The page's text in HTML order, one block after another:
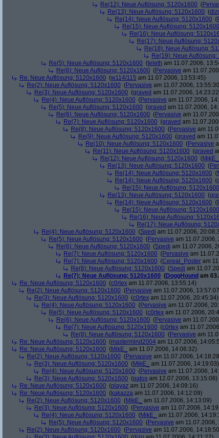
Re(12): Neue Auflösung: 5120x1600 (
Re(13): Neue Auflösung: 5120x1600 (
Re(14): Neue Auflösung: 5120x1600 (
Re(15): Neue Auflösung: 5120x1600
Re(16): Neue Auflösung:
Re(17): Neue Auflösung:
Re(18): Neue Auflösung:
Re(19): Neue
Re(5): Neue Auflösung: 5120x1600 (teleth am 11.07.2006,
Re(6): Neue Auflösung: 5120x1600 (Pervasive am
Re: Neue Auflösung: 5120x1600 (w114/115 am 11.07.2006, 13:53:45)
Re(2): Neue Auflösung: 5120x1600 (Pervasive am 11.07.2006,
Re(3): Neue Auflösung: 5120x1600 (graved am 11.07.2006,
Re(4): Neue Auflösung: 5120x1600 (Pervasive am 11.07.2006,
Re(5): Neue Auflösung: 5120x1600 (graved am 11.07.2006,
Re(6): Neue Auflösung: 5120x1600 (Pervasive am
Re(7): Neue Auflösung: 5120x1600 (graved am
Re(8): Neue Auflösung: 5120x1600 (Pervasive am
Re(9): Neue Auflösung: 5120x1600 (graved am
Re(10): Neue Auflösung: 5120x1600 (Pervasive
Re(11): Neue Auflösung: 5120x1600 (graved
Re(12): Neue Auflösung: 5120x1600 (MikE_
Re(13): Neue Auflösung: 5120x1600 (
Re(14): Neue Auflösung: 5120x1600 (
Re(14): Neue Auflösung: 5120x1600 (
Re(15): Neue Auflösung: 5120x1600
Re(13): Neue Auflösung: 5120x1600 (
Re(14): Neue Auflösung: 5120x1600 (
Re(15): Neue Auflösung: 5120x1600
Re(16): Neue Auflösung:
Re(17): Neue Auflösung:
Re(4): Neue Auflösung: 5120x1600 (Spedi am 11.07.2006,
Re(5): Neue Auflösung: 5120x1600 (Pervasive am 11.07.2006,
Re(6): Neue Auflösung: 5120x1600 (Spedi am 11.07.2006,
Re(7): Neue Auflösung: 5120x1600 (Pervasive am
Re(7): Neue Auflösung: 5120x1600 (Cereal_Poster am
Re(8): Neue Auflösung: 5120x1600 (Spedi am
Re(7): Neue Auflösung: 5120x1600 (DoggHound am
Re: Neue Auflösung: 5120x1600 (c0rtex am 11.07.2006, 13:55:14)
Re(2): Neue Auflösung: 5120x1600 (Pervasive am 11.07.2006,
Re(3): Neue Auflösung: 5120x1600 (c0rtex am 11.07.2006, 20:45:34)
Re(4): Neue Auflösung: 5120x1600 (Pervasive am 11.07.2006,
Re(5): Neue Auflösung: 5120x1600 (c0rtex am 11.07.2006,
Re(6): Neue Auflösung: 5120x1600 (Pervasive am
Re(7): Neue Auflösung: 5120x1600 (c0rtex am
Re(8): Neue Auflösung: 5120x1600 (Pervasive am
Re: Neue Auflösung: 5120x1600 (mastermind2004 am 11.07.2006,
Re: Neue Auflösung: 5120x1600 (MikE_
am 11.07.2006, 14:06:32)
Re(2): Neue Auflösung: 5120x1600 (Pervasive am 11.07.2006,
Re(3): Neue Auflösung: 5120x1600 (MikE_
am 11.07.2006, 14:19:03)
Re(4): Neue Auflösung: 5120x1600 (Pervasive am 11.07.2006,
Re(3): Neue Auflösung: 5120x1600 (patos am 12.07.2006, 13:15:08)
Re: Neue Auflösung: 5120x1600 (playaz am 11.07.2006, 14:09:16)
Re: Neue Auflösung: 5120x1600 (kakazza am 11.07.2006, 14:12:09)
Re(2): Neue Auflösung: 5120x1600 (MikE_
am 11.07.2006, 14:13:09)
Re(3): Neue Auflösung: 5120x1600 (Pervasive am 11.07.2006,
Re(4): Neue Auflösung: 5120x1600 (MikE_
am 11.07.2006,
Re(5): Neue Auflösung: 5120x1600 (Pervasive am 11.07.2006,
Re(2): Neue Auflösung: 5120x1600 (Pervasive am 11.07.2006,